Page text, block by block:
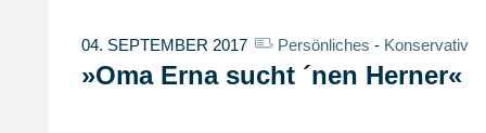
04. SEPTEMBER 2017 Persönliches - Konservativ
»Oma Erna sucht ´nen Herner«